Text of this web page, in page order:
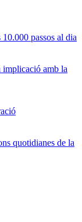
passos al dia
implicació amb la
quotidianes de la